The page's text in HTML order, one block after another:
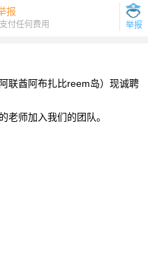
报
付任何费用 举报
联酋阿布扎比reem岛）现诚聘
老师加入我们的团队。